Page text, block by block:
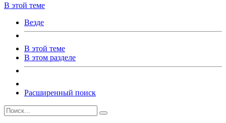
В этой теме
Везде
В этой теме
В этом разделе
Расширенный поиск